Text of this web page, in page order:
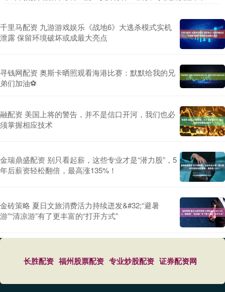
千里马配资 九游游戏娱乐《战地6》大逃杀模式实机
泄露 保留环境破坏或成最大亮点
寻钱网配资 奥斯卡晒照观看海港比赛：默默给我的兄
弟们加油⚽️
融配资 美国上将的警告，并不是信口开河，我们也必
须掌握相应技术
金瑞鼎盛配资 别只看起薪，这些专业才是“潜力股”，5
年后薪资轻松翻倍，最高涨135%！
金砖策略 夏日文旅消费活力持续迸发&#32;“避暑
游”“清凉游”有了更丰富的“打开方式”
长胜配资 福州股票配资 专业炒股配资 证券配资网